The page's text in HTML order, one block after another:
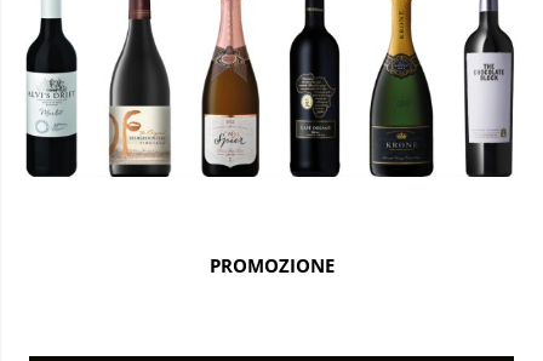
PROMOZIONE